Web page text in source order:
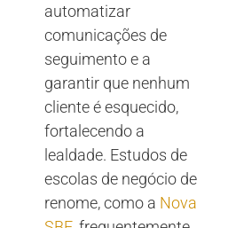
automatizar
comunicações de
seguimento e a
garantir que nenhum
cliente é esquecido,
fortalecendo a
lealdade. Estudos de
escolas de negócio de
renome, como a Nova